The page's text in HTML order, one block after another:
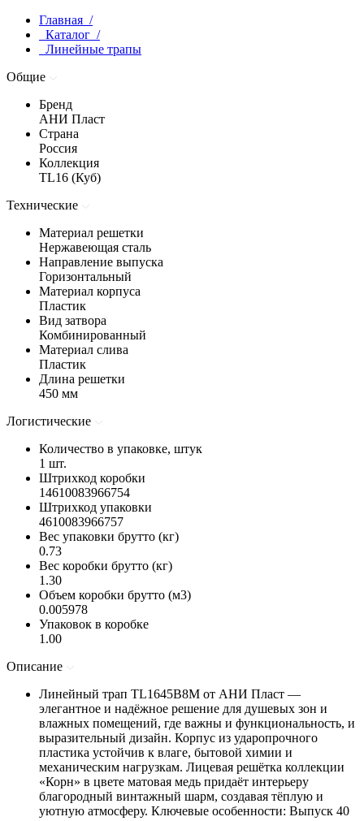
Главная /
Каталог /
Линейные трапы
Общие
Бренд
АНИ Пласт
Страна
Россия
Коллекция
TL16 (Куб)
Технические
Материал решетки
Нержавеющая сталь
Направление выпуска
Горизонтальный
Материал корпуса
Пластик
Вид затвора
Комбинированный
Материал слива
Пластик
Длина решетки
450 мм
Логистические
Количество в упаковке, штук
1 шт.
Штрихкод коробки
14610083966754
Штрихкод упаковки
4610083966757
Вес упаковки брутто (кг)
0.73
Вес коробки брутто (кг)
1.30
Объем коробки брутто (м3)
0.005978
Упаковок в коробке
1.00
Описание
Линейный трап TL1645B8M от АНИ Пласт —
элегантное и надёжное решение для душевых зон и
влажных помещений, где важны и функциональность, и
выразительный дизайн. Корпус из ударопрочного
пластика устойчив к влаге, бытовой химии и
механическим нагрузкам. Лицевая решётка коллекции
«Корн» в цвете матовая медь придаёт интерьеру
благородный винтажный шарм, создавая тёплую и
уютную атмосферу. Ключевые особенности: Выпуск 40